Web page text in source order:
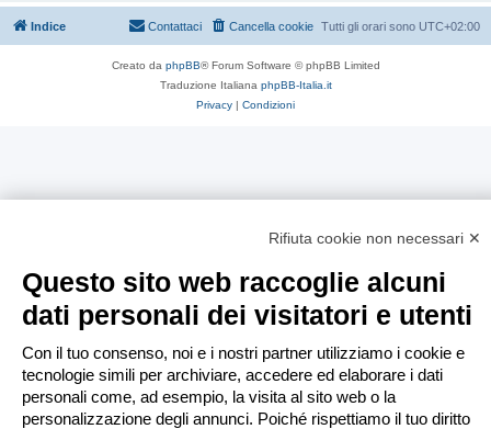
Indice Tutti gli orari sono UTC+02:00
Cancella cookie
Contattaci
Creato da phpBB® Forum Software © phpBB Limited
Traduzione Italiana phpBB-Italia.it
Privacy | Condizioni
Rifiuta cookie non necessari ✕
Questo sito web raccoglie alcuni
dati personali dei visitatori e utenti
Con il tuo consenso, noi e i nostri partner utilizziamo i cookie e
tecnologie simili per archiviare, accedere ed elaborare i dati
personali come, ad esempio, la visita al sito web o la
personalizzazione degli annunci. Poiché rispettiamo il tuo diritto